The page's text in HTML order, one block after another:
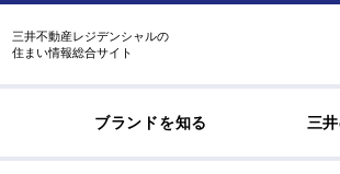
三井不動産レジデンシャルの
住まい情報総合サイト
ブランドを知る 三